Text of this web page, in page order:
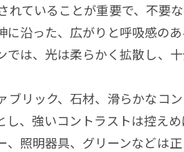
Phone:
Location:
れていることが重要で、不要
沿った、広がりと呼吸感のあ
では、光は柔らかく拡散し
ブリック、石材、滑らかなコ
、強いコントラストは控えめ
、照明器具、グリーンなどは